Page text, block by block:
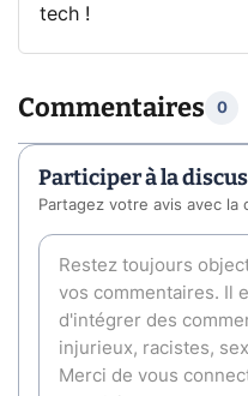
tech !
Commentaires 0
Participer à la
Partagez votre avis avec la